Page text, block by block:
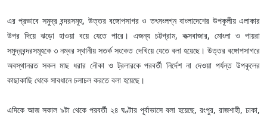
এর প্রভাবে সমুদ্র বন্দরসমূহ, উত্তর বঙ্গোপসাগর ও তৎসংলগ্ন বাংলাদেশের উপকূলীয় এলাকার
উপর দিয়ে ঝড়ো হাওয়া বয়ে যেতে পারে। এজন্য চট্টগ্রাম, কক্সবাজার, মোংলা ও পায়রা
সমুদ্রবন্দরসমূহকে ৩ নম্বর স্থানীয় সতর্ক সংকেত দেখিয়ে যেতে বলা হয়েছে। উত্তর বঙ্গোপসাগরে
অবস্থানরত সকল মাছ ধরার নৌকা ও ট্রলারকে পরবর্তী নির্দেশ না দেওয়া পর্যন্ত উপকূলের
কাছাকাছি থেকে সাবধানে চলাচল করতে বলা হয়েছে।
এদিকে আজ সকাল ৯টা থেকে পরবর্তী ২৪ ঘণ্টার পূর্বাভাসে বলা হয়েছে, রংপুর, রাজশাহী, ঢাকা,